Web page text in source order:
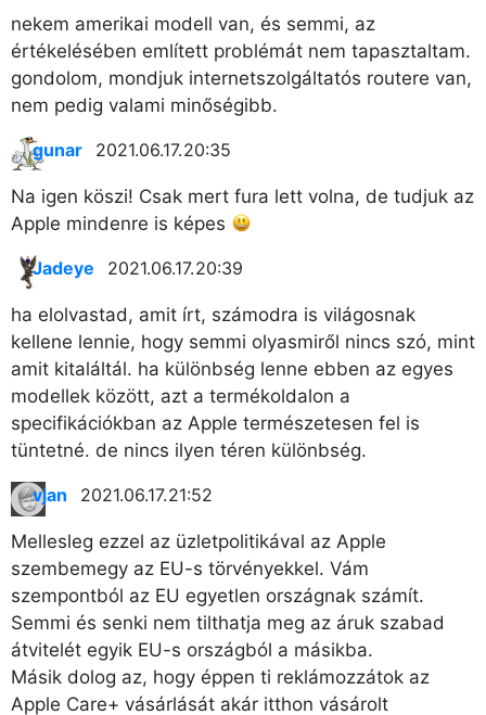
nekem amerikai modell van, és semmi, az
értékelésében említett problémát nem tapasztaltam.
gondolom, mondjuk internetszolgáltatós routere van,
nem pedig valami minőségibb.
gunar 2021.06.17. 20:35
Na igen köszi! Csak mert fura lett volna, de tudjuk az
Apple mindenre is képes
Jadeye 2021.06.17. 20:39
ha elolvastad, amit írt, számodra is világosnak
kellene lennie, hogy semmi olyasmiről nincs szó, mint
amit kitaláltál. ha különbség lenne ebben az egyes
modellek között, azt a termékoldalon a
specifikációkban az Apple természetesen fel is
tüntetné. de nincs ilyen téren különbség.
vjan 2021.06.17. 21:52
Mellesleg ezzel az üzletpolitikával az Apple
szembemegy az EU-s törvényekkel. Vám
szempontból az EU egyetlen országnak számít.
Semmi és senki nem tilthatja meg az áruk szabad
átvitelét egyik EU-s országból a másikba.
Másik dolog az, hogy éppen ti reklámozzátok az
Apple Care+ vásárlását akár itthon vásárolt